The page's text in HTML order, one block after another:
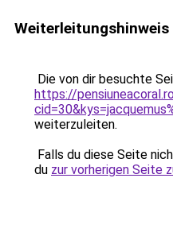
Weiterleitungshinweis
Die von dir besuchte
https://
weiterzuleiten.
Falls du diese Seite
du zur vorherigen Seite